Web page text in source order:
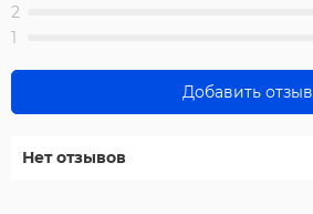
2
1
Добавить отзыв
Нет отзывов